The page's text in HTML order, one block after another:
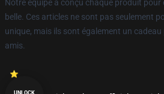
Notre équipe a conçu chaque produit pour
belle. Ces articles ne sont pas seulement
unique, mais ils sont également un
amis.
UNLOCK